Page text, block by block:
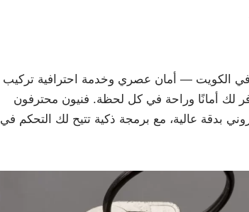
الكويت — أمان عصري وخدمة احترافية تركيب
لك أمانًا وراحة في كل لحظة. فنيون محترفون
بدقة عالية، مع برمجة ذكية تتيح لك التحكم في